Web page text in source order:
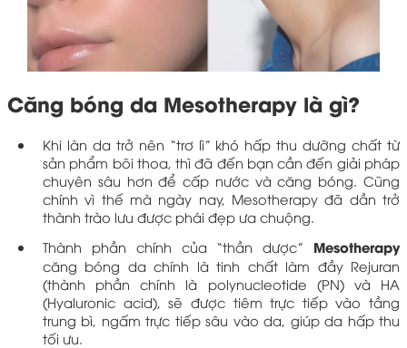
Căng bóng da Mesotherapy là gì?
Khi làn da trở nên “trơ lì” khó hấp thu dưỡng chất từ
sản phẩm bôi thoa, thì đã đến bạn cần đến giải pháp
chuyên sâu hơn để cấp nước và căng bóng. Cũng
chính vì thế mà ngày nay, Mesotherapy đã dần trở
thành trào lưu được phái đẹp ưa chuộng.
Thành phần chính của “thần dược” Mesotherapy
căng bóng da chính là tinh chất làm đầy Rejuran
(thành phần chính là polynucleotide (PN) và HA
(Hyaluronic acid), sẽ được tiêm trực tiếp vào tầng
trung bì, ngấm trực tiếp sâu vào da, giúp da hấp thu
tối ưu.